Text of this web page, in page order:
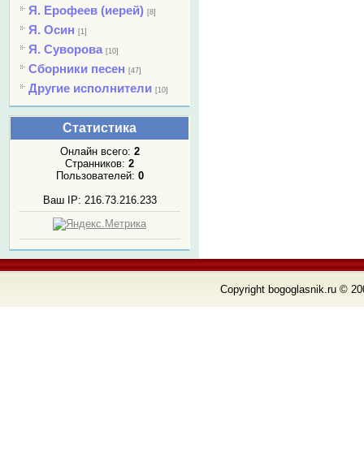
Я. Ерофеев (иерей) [8]
Я. Осин [1]
Я. Суворова [10]
Сборники песен [47]
Другие исполнители [10]
Статистика
Онлайн всего: 2
Странников: 2
Пользователей: 0
Ваш IP: 216.73.216.233
Copyright bogoglasnik.ru ©